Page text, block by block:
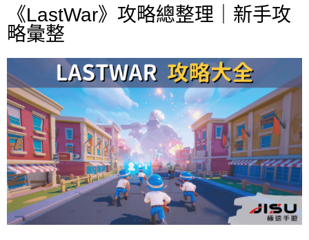
《LastWar》攻略總整理｜新手攻
略彙整